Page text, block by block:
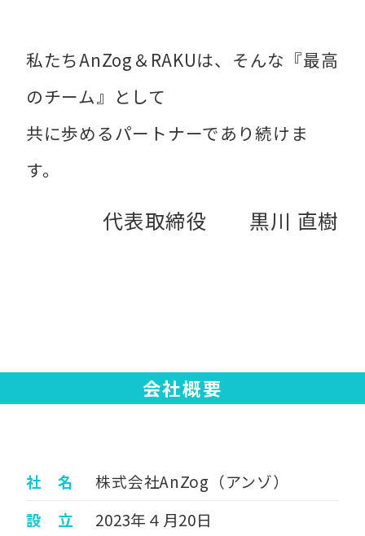
私たちAnZog＆RAKUは、そんな『最高
のチーム』として
共に歩めるパートナーであり続けま
す。
代表取締役 黒川 直樹
会社概要
社 名
株式会社AnZog（アンゾ）
設 立
2023年４月20日